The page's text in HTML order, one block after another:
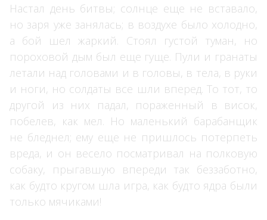
Настал день битвы; солнце еще не вставало,
но заря уже занялась; в воздухе было холодно,
а бой шел жаркий. Стоял густой туман, но
пороховой дым был еще гуще. Пули и гранаты
летали над головами и в головы, в тела, в руки
и ноги, но солдаты все шли вперед. То тот, то
другой из них падал, пораженный в висок,
побелев, как мел. Но маленький барабанщик
не бледнел; ему еще не пришлось потерпеть
вреда, и он весело посматривал на полковую
собаку, прыгавшую впереди так беззаботно,
как будто кругом шла игра, как будто ядра были
только мячиками!